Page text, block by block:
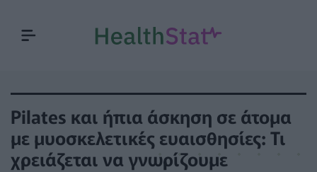
Pilates και ήπια άσκηση σε άτομα
με μυοσκελετικές ευαισθησίες: Τι
χρειάζεται να γνωρίζουμε